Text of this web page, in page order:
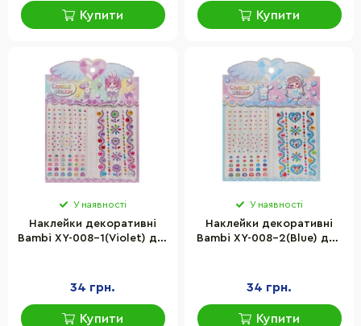
Купити Купити
У наявності
Наклейки декоративні
Bambi XY-008-1(Violet) для
34 грн.
Купити
У наявності
Наклейки декоративні
Bambi XY-008-2(Blue) для
34 грн.
Купити